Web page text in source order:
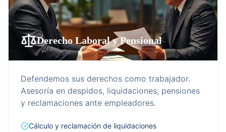
Derecho Laboral y Pensional
Defendemos sus derechos como trabajador.
Asesoría en despidos, liquidaciones, pensiones
y reclamaciones ante empleadores.
Cálculo y reclamación de liquidaciones